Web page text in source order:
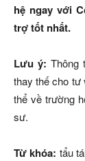
hệ ngay với
trợ tốt nhất.
Lưu ý: Thông
thay thế cho
thể về trường
sư.
Từ khóa: tẩu